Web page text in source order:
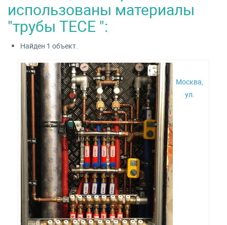
использованы материалы
"трубы TECE ":
Найден 1 объект.
Москва,
ул.